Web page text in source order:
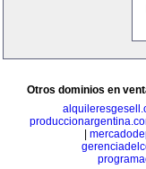
Otros dominios en